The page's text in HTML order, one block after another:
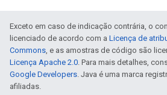
Exceto em caso de indicação contrária, o
licenciado de acordo com a Licença de
Commons , e as amostras de código são
Licença Apache 2.0 . Para mais detalhes,
Google Developers . Java é uma marca
afiliadas.